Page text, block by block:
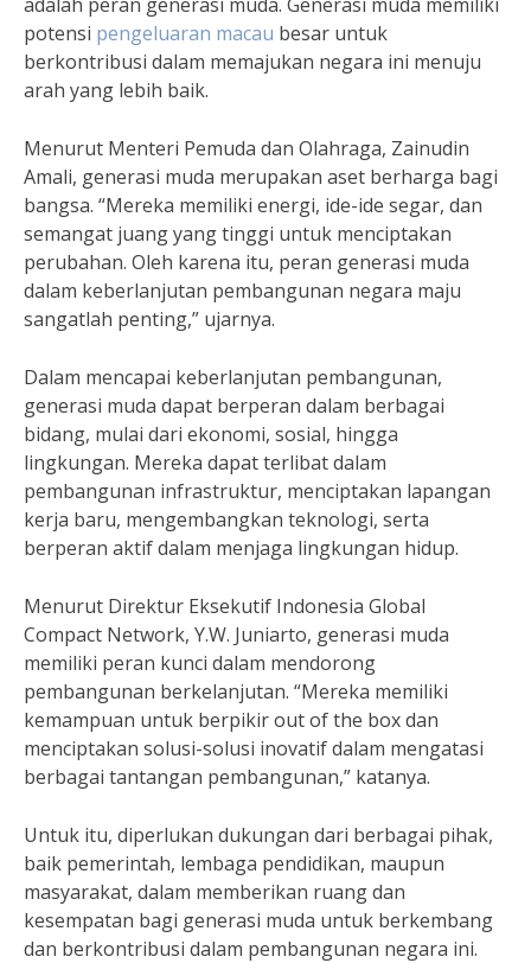
potensi pengeluaran macau besar untuk
berkontribusi dalam memajukan negara ini menuju
arah yang lebih baik.
Menurut Menteri Pemuda dan Olahraga, Zainudin
Amali, generasi muda merupakan aset berharga bagi
bangsa. “Mereka memiliki energi, ide-ide segar, dan
semangat juang yang tinggi untuk menciptakan
perubahan. Oleh karena itu, peran generasi muda
dalam keberlanjutan pembangunan negara maju
sangatlah penting,” ujarnya.
Dalam mencapai keberlanjutan pembangunan,
generasi muda dapat berperan dalam berbagai
bidang, mulai dari ekonomi, sosial, hingga
lingkungan. Mereka dapat terlibat dalam
pembangunan infrastruktur, menciptakan lapangan
kerja baru, mengembangkan teknologi, serta
berperan aktif dalam menjaga lingkungan hidup.
Menurut Direktur Eksekutif Indonesia Global
Compact Network, Y.W. Juniarto, generasi muda
memiliki peran kunci dalam mendorong
pembangunan berkelanjutan. “Mereka memiliki
kemampuan untuk berpikir out of the box dan
menciptakan solusi-solusi inovatif dalam mengatasi
berbagai tantangan pembangunan,” katanya.
Untuk itu, diperlukan dukungan dari berbagai pihak,
baik pemerintah, lembaga pendidikan, maupun
masyarakat, dalam memberikan ruang dan
kesempatan bagi generasi muda untuk berkembang
dan berkontribusi dalam pembangunan negara ini.